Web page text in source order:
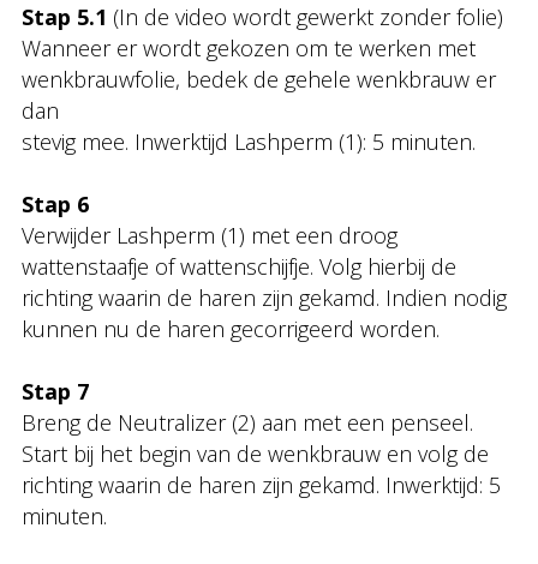
Stap 5.1 (In de video wordt gewerkt zonder folie)
Wanneer er wordt gekozen om te werken met
wenkbrauwfolie, bedek de gehele wenkbrauw er
dan
stevig mee. Inwerktijd Lashperm (1): 5 minuten.
Stap 6
Verwijder Lashperm (1) met een droog
wattenstaafje of wattenschijfje. Volg hierbij de
richting waarin de haren zijn gekamd. Indien nodig
kunnen nu de haren gecorrigeerd worden.
Stap 7
Breng de Neutralizer (2) aan met een penseel.
Start bij het begin van de wenkbrauw en volg de
richting waarin de haren zijn gekamd. Inwerktijd: 5
minuten.